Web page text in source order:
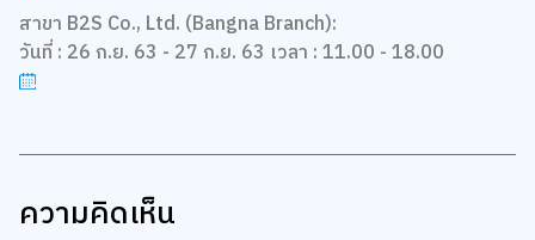
สาขา B2S Co., Ltd. (Bangna Branch):
วันที่ : 26 ก.ย. 63 - 27 ก.ย. 63 เวลา : 11.00 - 18.00
ความคิดเห็น